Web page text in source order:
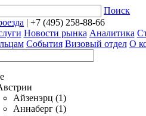
Поиск
| +7 (495) 258-88-66
Новости рынка Аналитика
События Визовый отдел О
Айзенэрц (1)
Аннаберг (1)